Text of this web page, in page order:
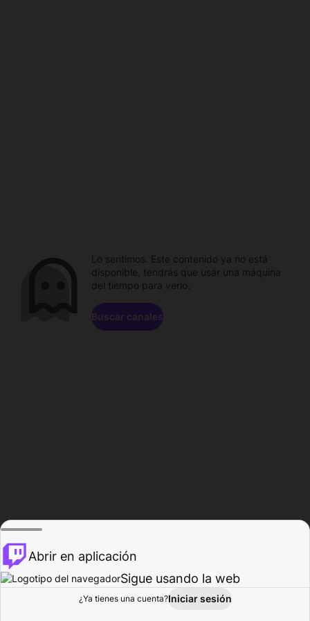
Explorar Actividad
Lo sentimos. Este contenido ya no está
disponible, tendrás que usar una máquina
del tiempo para verlo.
Buscar canales
Abrir en aplicación
Sigue usando la web
¿Ya tienes una cuenta?Iniciar sesión